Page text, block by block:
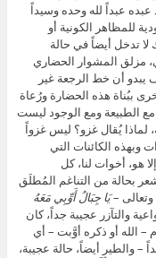
عبداً لله وحده وسيداً
للمظاهر الكونية أو
تدخل أيضاً في حالة
مزلق المشوار الحضاري
يبدو أن خط الرجعة غير
ببُناة هذه الحضارة ورُعاة
الطبيعة ومع الوجود ليست
لماذا يُقال غزو؟ ليس غزواً
وبهذه الكائنات التي
هو، أخوات لنا، كل
بحالة من التناغم المُطلَق
وتعالى –يَا جِبَالُ أَوِّبِي مَعَهُ
والتآزر عجيبة جداً، كان
– الله أو ذكره أوَّبت – أي
والطير أيضاً، حالة عجيبة،